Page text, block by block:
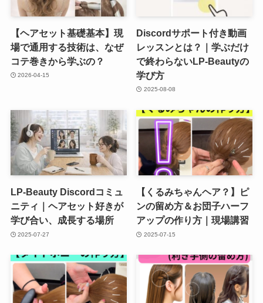
【ヘアセット基礎基本】現
場で通用する技術は、なぜ
コテ巻きから学ぶの？
2026-04-15
Discordサポート付き動画
レッスンとは？｜学ぶだけ
で終わらないLP-Beautyの
学び方
2025-08-08
LP-Beauty Discordコミュ
ニティ｜ヘアセット好きが
学び合い、成長する場所
2025-07-27
【くるみちゃんヘア？】ピ
ンの留め方＆お団子ハーフ
アップの作り方｜現場講習
2025-07-15